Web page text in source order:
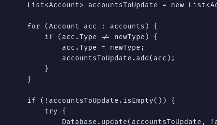
List<Account> accountsToUpdate = new List<
for (Account acc : accounts )
{
if
( acc .Type != newType )
{
            acc
.Type = newType ;
            accountsToUpdate
. add ( acc ) ;
}
}
if ( ! accountsToUpdate . isEmpty( ) )
{
try
{
            Database
. update( accountsToUpdate ,